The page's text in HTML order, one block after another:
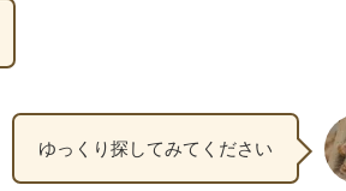
ゆっくり探してみてください